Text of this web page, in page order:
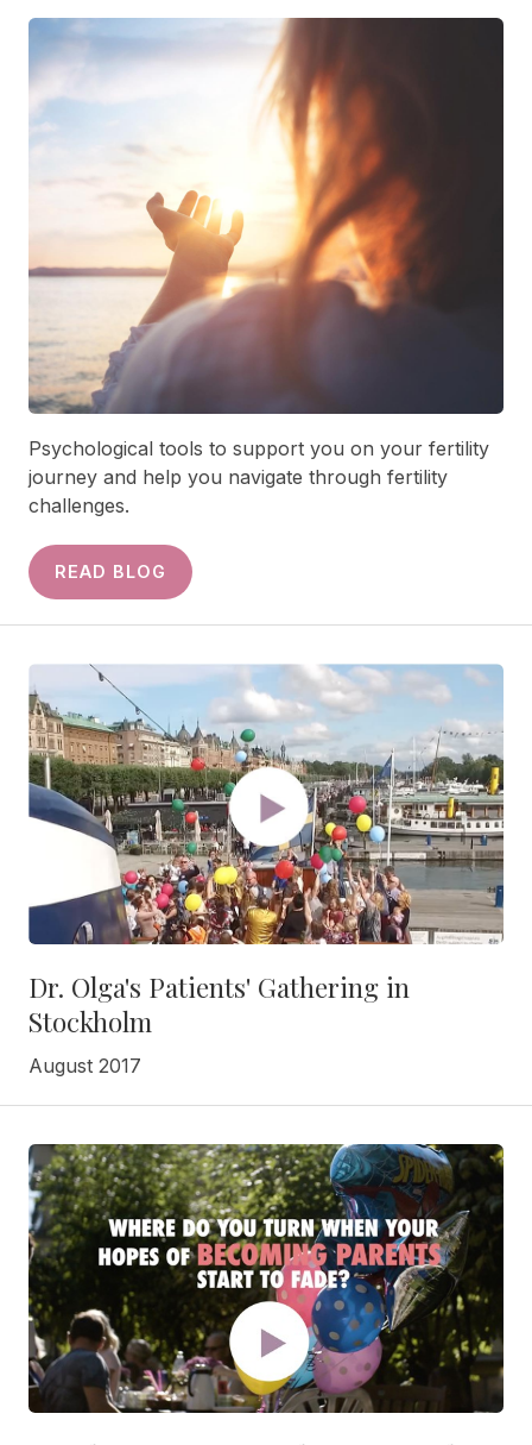
Psychological tools to support you on your fertility
journey and help you navigate through fertility
challenges.
READ BLOG
Dr. Olga's Patients' Gathering in
Stockholm
August 2017